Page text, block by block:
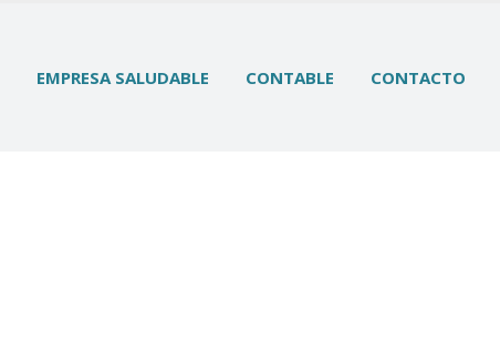
EMPRESA SALUDABLE CONTABLE CONTACTO